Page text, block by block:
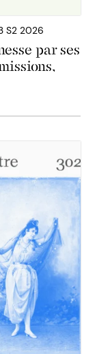
S2 2026
par ses